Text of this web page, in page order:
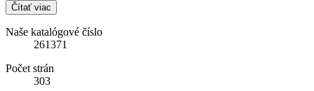
Čítať viac
Naše katalógové číslo
261371
Počet strán
303